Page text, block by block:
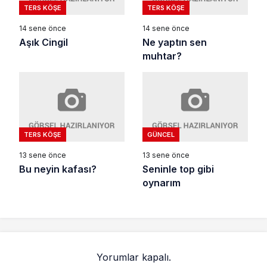
TERS KÖŞE
14 sene önce
Aşık Cingil
TERS KÖŞE
14 sene önce
Ne yaptın sen
muhtar?
TERS KÖŞE
13 sene önce
Bu neyin kafası?
GÜNCEL
13 sene önce
Seninle top gibi
oynarım
Yorumlar kapalı.